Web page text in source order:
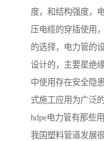
度，和结构强度，
压电缆的穿插使用
的选择，电力管的
设计的，主要星绝
中使用存在安全隐
式施工应用为广泛
hdpe电力管有那些用
我国塑料管道发展